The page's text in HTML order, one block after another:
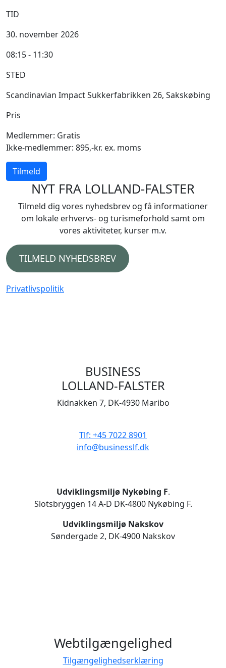
TID
30. november 2026
08:15 - 11:30
STED
Scandinavian Impact Sukkerfabrikken 26, Sakskøbing
Pris
Medlemmer: Gratis
Ikke-medlemmer: 895,-kr. ex. moms
Tilmeld
NYT FRA LOLLAND-FALSTER
Tilmeld dig vores nyhedsbrev og få informationer
om lokale erhvervs- og turismeforhold samt om
vores aktiviteter, kurser m.v.
TILMELD NYHEDSBREV
Privatlivspolitik
BUSINESS
LOLLAND-FALSTER
Kidnakken 7, DK-4930 Maribo
Tlf: +45 7022 8901
info@businesslf.dk
Udviklingsmiljø Nykøbing F.
Slotsbryggen 14 A-D DK-4800 Nykøbing F.
Udviklingsmiljø Nakskov
Søndergade 2, DK-4900 Nakskov
Webtilgængelighed
Tilgængelighedserklæring